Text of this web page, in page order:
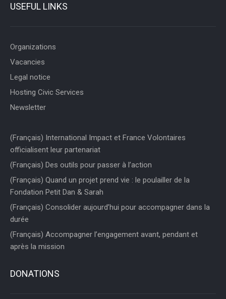
USEFUL LINKS
Organizations
Vacancies
Legal notice
Hosting Civic Services
Newsletter
(Français) International Impact et France Volontaires
officialisent leur partenariat
(Français) Des outils pour passer à l’action
(Français) Quand un projet prend vie : le poulailler de la
Fondation Petit Dan & Sarah
(Français) Consolider aujourd’hui pour accompagner dans la
durée
(Français) Accompagner l’engagement avant, pendant et
après la mission
DONATIONS